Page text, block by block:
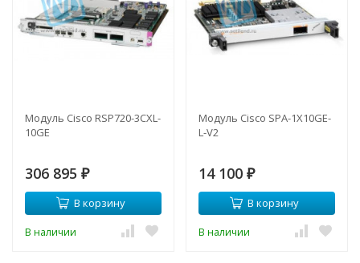
Модуль Cisco RSP720-3CXL-
10GE
306 895 ₽
В корзину
В наличии
Модуль Cisco SPA-1X10GE-
L-V2
14 100 ₽
В корзину
В наличии